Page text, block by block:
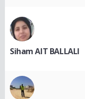
Siham AIT BALLALI